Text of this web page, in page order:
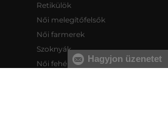
Retikülök
Női melegítőfelsők
Női farmerek
Szoknyák
Női fehérneműkHagyjon üzenetet